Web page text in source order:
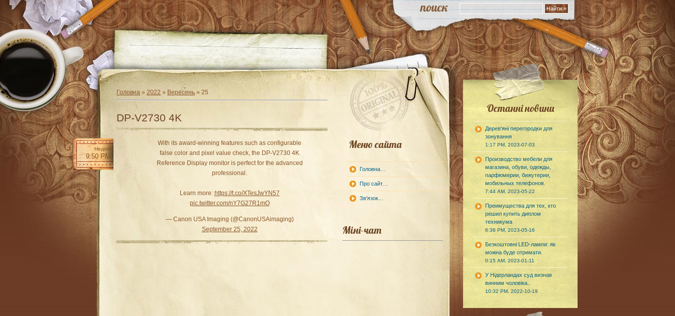
Головна » 2022 » Вересень » 25
DP-V2730 4K
Неділя
9:50 PM
With its award-winning features such as configurable
false color and pixel value check, the DP-V2730 4K
Reference Display monitor is perfect for the advanced
professional.
Learn more: https://t.co/XTesJwYN57
pic.twitter.com/nY7G27R1mO
— Canon USA Imaging (@CanonUSAimaging)
September 25, 2022
Меню сайта
Головна…
Про сайт…
Зв'язок…
Міні-чат
Останні новини
Дерев'яні перегородки для
зонування
1:17 PM, 2023-07-03
Производство мебели для
магазина, обуви, одежды,
парфюмерии, бижутерии,
мобильных телефонов.
7:44 AM, 2023-05-22
Преимущества для тех, кто
решил купить диплом
техникума
6:38 PM, 2023-05-16
Безкоштовні LED-лампи: як
можна буде отримати.
0:15 AM, 2023-01-11
У Нідерландах суд визнав
винним чоловіка..
10:32 PM, 2022-10-19